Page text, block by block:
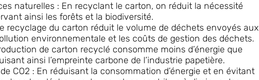
naturelles : En recyclant le carton, on réduit la nécessité
ainsi les forêts et la biodiversité.
recyclage du carton réduit le volume de déchets envoyés aux
environnementale et les coûts de gestion des déchets.
de carton recyclé consomme moins d’énergie que
ainsi l’empreinte carbone de l’industrie papetière.
CO2 : En réduisant la consommation d’énergie et en évitant